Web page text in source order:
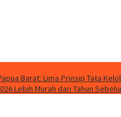
Barat: Lima Prinsip Tata
Lebih Murah dari Tahun